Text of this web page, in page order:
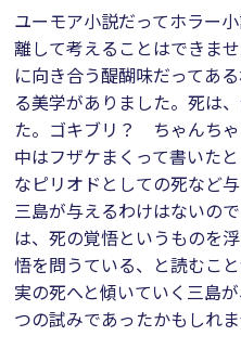
ユーモア小説だってホラー
離して考えることはできま
に向き合う醍醐味だってあ
る美学がありました。死は
た。ゴキブリ？ ちゃんち
中はフザケまくって書いた
なピリオドとしての死など
三島が与えるわけはないの
は、死の覚悟というものを
悟を問うている、と読むこ
実の死へと傾いていく三島
つの試みであったかもしれま